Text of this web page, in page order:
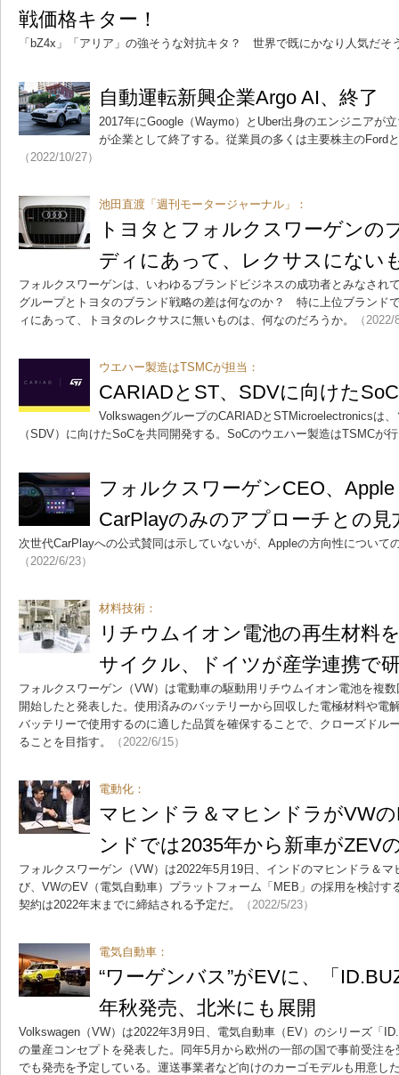
戦価格キター！
「bZ4x」「アリア」の強そうな対抗キタ？ 世界で既にかなり人気だそ
自動運転新興企業Argo AI、終了
2017年にGoogle（Waymo）とUber出身のエンジニアが
が企業として終了する。従業員の多くは主要株主のFord
（2022/10/27）
池田直渡「週刊モータージャーナル」：
トヨタとフォルクスワーゲン
ディにあって、レクサスにない
フォルクスワーゲンは、いわゆるブランドビジネスの成功者とみなされ
グループとトヨタのブランド戦略の差は何なのか？ 特に上位ブランド
ィにあって、トヨタのレクサスに無いものは、何なのだろうか。
（
ウエハー製造はTSMCが担当：
CARIADとST、SDVに向けた
VolkswagenグループのCARIADとSTMicroelectronicsは
（SDV）に向けたSoCを共同開発する。SoCのウエハー製造はTSMCが
フォルクスワーゲンCEO、
CarPlayのみのアプローチとの見
次世代CarPlayへの公式賛同は示していないが、Appleの方向性について
（2022/6/23）
材料技術：
リチウムイオン電池の再生材料
サイクル、ドイツが産学連携で
フォルクスワーゲン（VW）は電動車の駆動用リチウムイオン電池を複
開始したと発表した。使用済みのバッテリーから回収した電極材料や電
バッテリーで使用するのに適した品質を確保することで、クローズドル
ることを目指す。
（2022/6/15）
電動化：
マヒンドラ＆マヒンドラがVW
ンドでは2035年から新車がZEV
フォルクスワーゲン（VW）は2022年5月19日、インドのマヒンドラ＆
び、VWのEV（電気自動車）プラットフォーム「MEB」の採用を検討す
契約は2022年末までに締結される予定だ。
（2022/5/23）
電気自動車：
“ワーゲンバス”がEVに、「
年秋発売、北米にも展開
Volkswagen（VW）は2022年3月9日、電気自動車（EV）のシリーズ「
の量産コンセプトを発表した。同年5月から欧州の一部の国で事前受注
でも発売を予定している。運送事業者など向けのカーゴモデルも用意し